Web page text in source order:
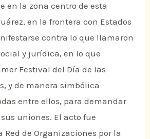
en la zona centro de esta
en la frontera con Estados
contra lo que llamaron
y jurídica, en lo que
Festival del Día de las
y de manera simbólica
entre ellos, para demandar
uniones. El acto fue
Red de Organizaciones por la